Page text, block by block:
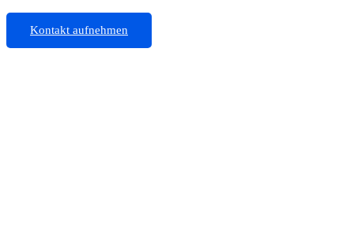
Kontakt aufnehmen